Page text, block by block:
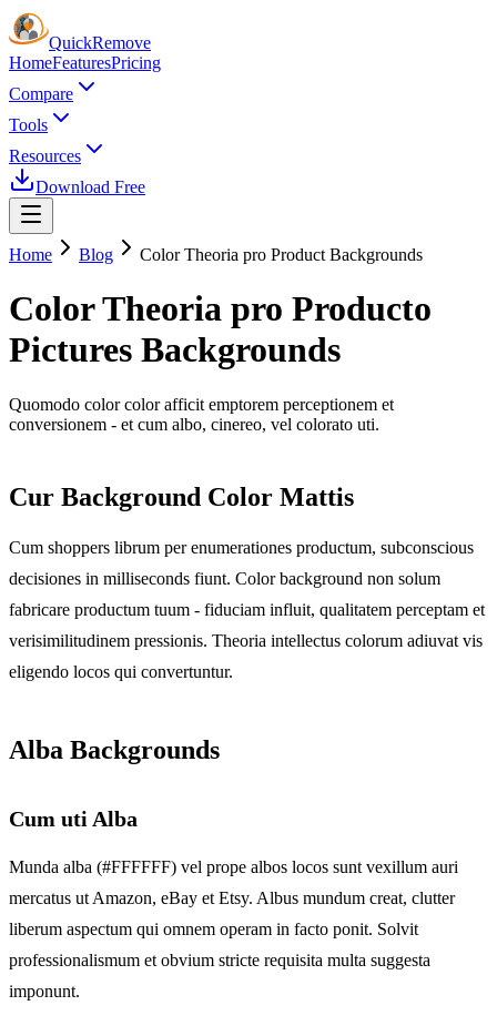
QuickRemove
HomeFeaturesPricing
Compare
Tools
Resources
Download Free
Home Blog Color Theoria pro Product Backgrounds
Color Theoria pro Producto
Pictures Backgrounds
Quomodo color color afficit emptorem perceptionem et
conversionem - et cum albo, cinereo, vel colorato uti.
Cur Background Color Mattis
Cum shoppers librum per enumerationes productum, subconscious
decisiones in milliseconds fiunt. Color background non solum
fabricare productum tuum - fiduciam influit, qualitatem perceptam et
verisimilitudinem pressionis. Theoria intellectus colorum adiuvat vis
eligendo locos qui convertuntur.
Alba Backgrounds
Cum uti Alba
Munda alba (#FFFFFF) vel prope albos locos sunt vexillum auri
mercatus ut Amazon, eBay et Etsy. Albus mundum creat, clutter
liberum aspectum qui omnem operam in facto ponit. Solvit
professionalismum et obvium stricte requisita multa suggesta
imponunt.